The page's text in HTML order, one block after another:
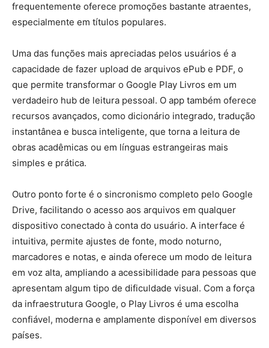
frequentemente oferece promoções bastante atraentes,
especialmente em títulos populares.
Uma das funções mais apreciadas pelos usuários é a
capacidade de fazer upload de arquivos ePub e PDF, o
que permite transformar o Google Play Livros em um
verdadeiro hub de leitura pessoal. O app também oferece
recursos avançados, como dicionário integrado, tradução
instantânea e busca inteligente, que torna a leitura de
obras acadêmicas ou em línguas estrangeiras mais
simples e prática.
Outro ponto forte é o sincronismo completo pelo Google
Drive, facilitando o acesso aos arquivos em qualquer
dispositivo conectado à conta do usuário. A interface é
intuitiva, permite ajustes de fonte, modo noturno,
marcadores e notas, e ainda oferece um modo de leitura
em voz alta, ampliando a acessibilidade para pessoas que
apresentam algum tipo de dificuldade visual. Com a força
da infraestrutura Google, o Play Livros é uma escolha
confiável, moderna e amplamente disponível em diversos
países.